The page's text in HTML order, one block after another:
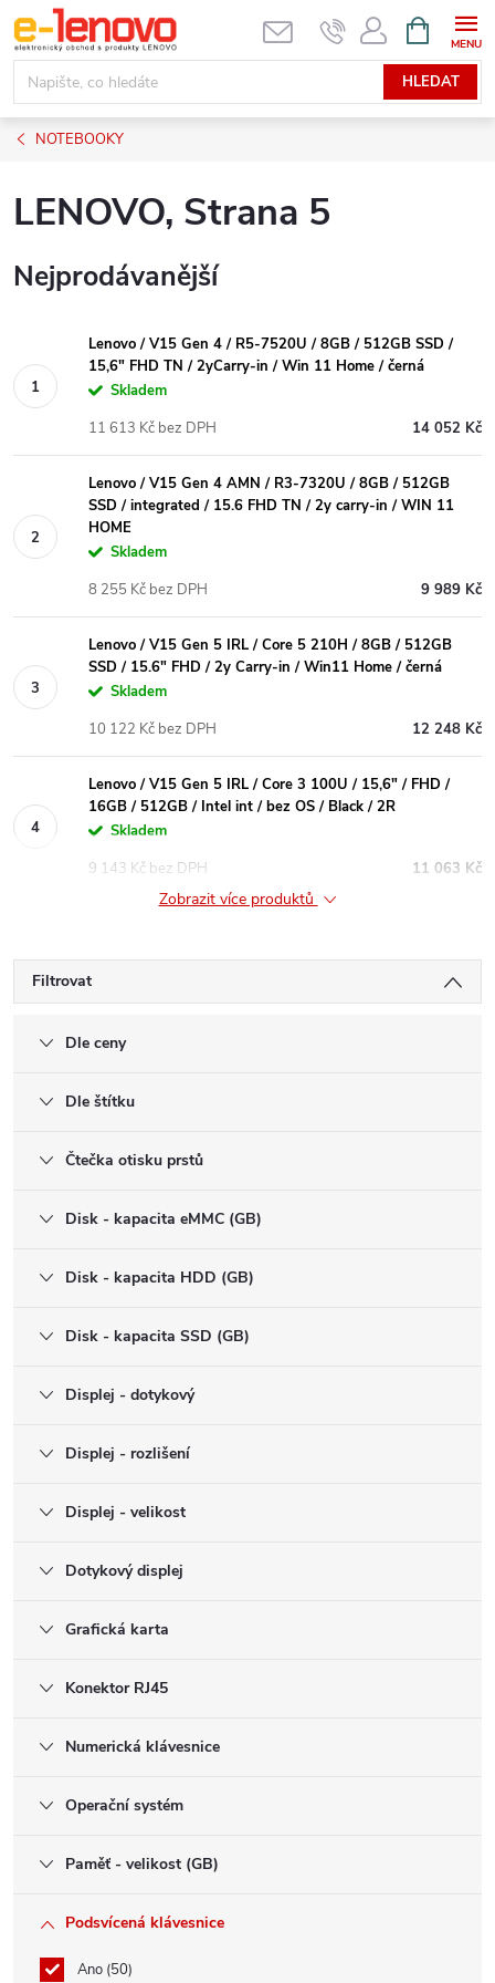
Přejít
na
obsah
HLEDAT
NÁKUPNÍ
KOŠÍK
NOTEBOOKY
LENOVO, Strana 5
Nejprodávanější
Lenovo / V15 Gen 4 / R5-7520U / 8GB / 512GB SSD /
15,6" FHD TN / 2yCarry-in / Win 11 Home / černá
Skladem
14 052 Kč
11 613 Kč bez DPH
Lenovo / V15 Gen 4 AMN / R3-7320U / 8GB / 512GB
SSD / integrated / 15.6 FHD TN / 2y carry-in / WIN 11
HOME
Skladem
9 989 Kč
8 255 Kč bez DPH
Lenovo / V15 Gen 5 IRL / Core 5 210H / 8GB / 512GB
SSD / 15.6" FHD / 2y Carry-in / Win11 Home / černá
Skladem
12 248 Kč
10 122 Kč bez DPH
Lenovo / V15 Gen 5 IRL / Core 3 100U / 15,6" / FHD /
16GB / 512GB / Intel int / bez OS / Black / 2R
Skladem
11 063 Kč
9 143 Kč bez DPH
Zobrazit více produktů
Filtrovat
Dle ceny
Dle štítku
Čtečka otisku prstů
Disk - kapacita eMMC (GB)
Disk - kapacita HDD (GB)
Disk - kapacita SSD (GB)
Displej - dotykový
Displej - rozlišení
Displej - velikost
Dotykový displej
Grafická karta
Konektor RJ45
Numerická klávesnice
Operační systém
Paměť - velikost (GB)
Podsvícená klávesnice
Ano 50